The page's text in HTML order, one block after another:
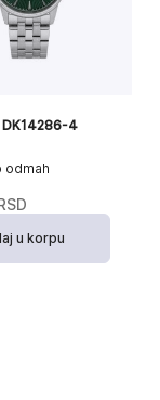
odmah
DK14286-4
RSD
u korpu